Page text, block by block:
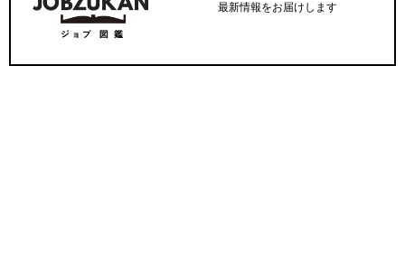
最新情報をお届けします